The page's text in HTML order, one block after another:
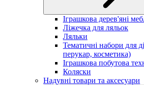
Іграшкова дерев'яні
Ліжечка для ляльок
Ляльки
Тематичні набори для
перукар, косметика)
Іграшкова побутова
Коляски
Надувні товари та аксесуари